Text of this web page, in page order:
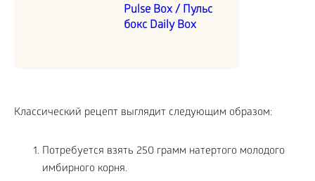
Pulse Box / Пульс
бокс Daily Box
Классический рецепт выглядит следующим образом:
Потребуется взять 250 грамм натертого молодого
имбирного корня.